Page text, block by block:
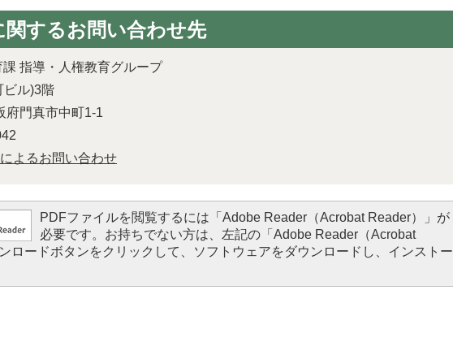
関するお問い合わせ先
指導・人権教育グループ
ビル)3階
府門真市中町1-1
よるお問い合わせ
PDFファイルを閲覧するには「Adobe Reader（Acrobat Reader）」が
必要です。お持ちでない方は、左記の「Adobe Reader（Acrobat
ロードボタンをクリックして、ソフトウェアをダウンロードし、インストー